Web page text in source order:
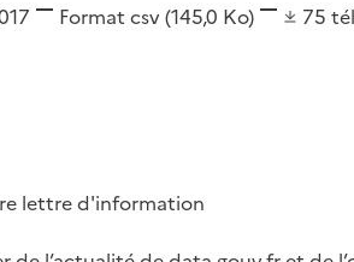
Format csv(145,0 Ko) 75
lettre d'information